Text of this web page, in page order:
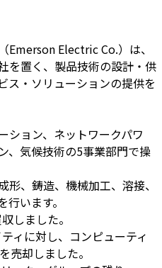
Emerson Electric Co.）は、
を置く、製品技術の設計・供
ス・ソリューションの提供を
ション、ネットワークパワ
、気候技術の5事業部門で操
、鋳造、機械加工、溶接、
います。
しました。
ィに対し、コンピューティ
売却しました。